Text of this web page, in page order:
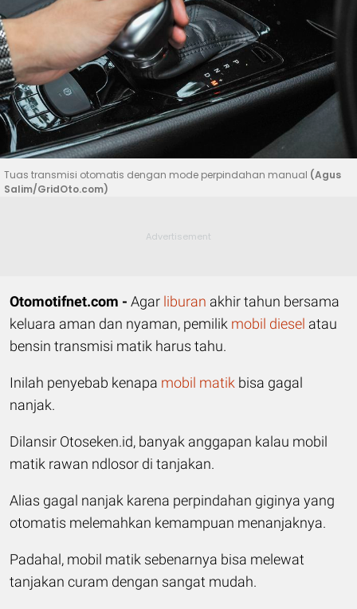
Tuas transmisi otomatis dengan mode perpindahan manual (Agus
Salim/GridOto.com)
Otomotifnet.com - Agar liburan akhir tahun bersama
keluara aman dan nyaman, pemilik mobil diesel atau
bensin transmisi matik harus tahu.
Inilah penyebab kenapa mobil matik bisa gagal
nanjak.
Dilansir Otoseken.id, banyak anggapan kalau mobil
matik rawan ndlosor di tanjakan.
Alias gagal nanjak karena perpindahan giginya yang
otomatis melemahkan kemampuan menanjaknya.
Padahal, mobil matik sebenarnya bisa melewat
tanjakan curam dengan sangat mudah.